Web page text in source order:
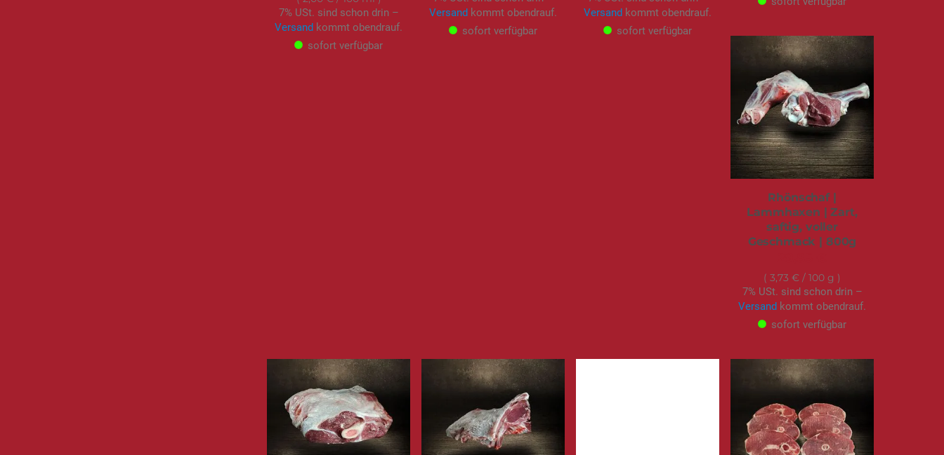
7% USt. sind schon drin –
Versand kommt obendrauf.
sofort verfügbar
Versand kommt obendrauf.
sofort verfügbar
Versand kommt obendrauf.
sofort verfügbar
Rhönschaf |
Lammhaxen | Zart,
saftig, voller
Geschmack | 800g
3,73 € / 100 g
7% USt. sind schon drin –
Versand kommt obendrauf.
sofort verfügbar